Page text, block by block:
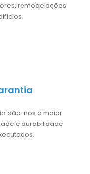
remodelações
dão-nos a maior
e durabilidade